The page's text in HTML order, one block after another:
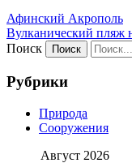
Афинский Акрополь
Вулканический пляж
Поиск
Рубрики
Природа
Сооружения
Август 2026